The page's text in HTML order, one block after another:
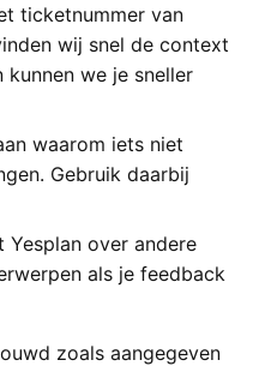
ticketnummer van
wij snel de context
we je sneller
waarom iets niet
Gebruik daarbij
Yesplan over andere
als je feedback
zoals aangegeven